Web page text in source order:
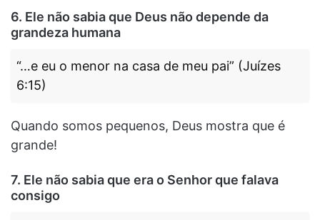
6. Ele não sabia que Deus não depende da
grandeza humana
“…e eu o menor na casa de meu pai” (Juízes
6:15)
Quando somos pequenos, Deus mostra que é
grande!
7. Ele não sabia que era o Senhor que falava
consigo